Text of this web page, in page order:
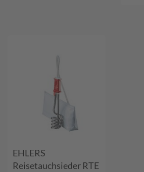
EHLERS
Reisetauchsieder RTE